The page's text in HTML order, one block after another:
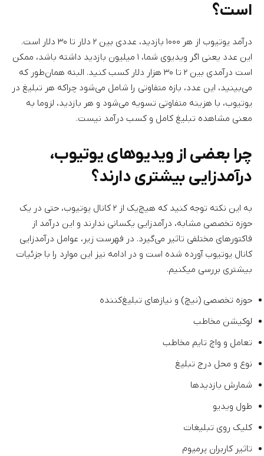
است؟
درآمد یوتیوب از هر ۱۰۰۰ بازدید، عددی بین ۲ دلار تا ۳۰ دلار است.
این عدد یعنی اگر ویدیوی شما، ۱ میلیون بازدید داشته باشد، ممکن
است درآمدی بین ۲ تا ۳۰ هزار دلار کسب کنید. البته همان‌طور که
می‌بینید، این عدد، بازه متفاوتی را شامل می‌شود چراکه هر تبلیغ در
یوتیوب، با هزینه متفاوتی تسویه می‌شود و هر بازدید، لزوما به
معنی مشاهده تبلیغ کامل و کسب درآمد نیست.
چرا بعضی از ویدیوهای یوتیوب،
درآمدزایی بیشتری دارند؟
به این نکته توجه کنید که هیچ‌یک از ۲ کانال یوتیوب، حتی در یک
حوزه تخصصی مشابه، درآمدزایی یکسانی ندارند و این درآمد از
فاکتورهای مختلفی تاثیر می‌گیرد. در فهرست زیر، عوامل درآمدزایی
کانال یوتیوب آورده شده است و در ادامه نیز این موارد را با جزئیات
بیشتری بررسی میکنیم.
حوزه تخصصی (نیچ) و نیازهای تبلیغ‌کننده
لوکیشن مخاطب
تعامل و واچ تایم مخاطب
نوع و محل درج تبلیغ
شمارش بازدیدها
طول ویدیو
کلیک روی تبلیغات
تاثیر کاربران پرمیوم